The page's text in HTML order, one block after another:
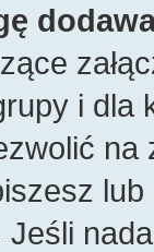
i dla
lub